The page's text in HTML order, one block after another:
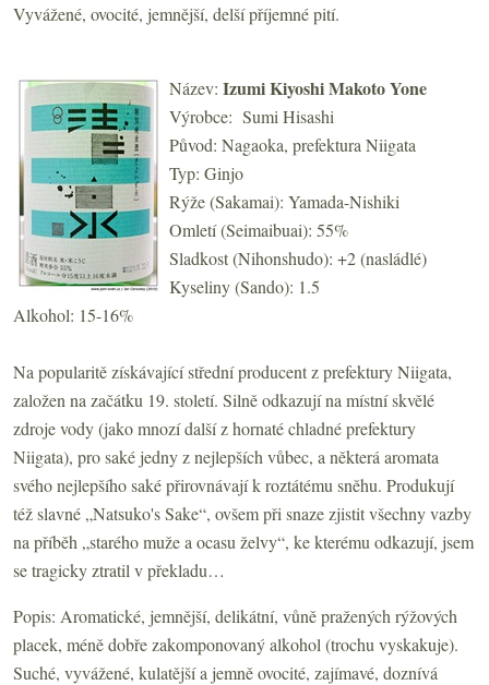
Vyvážené, ovocité, jemnější, delší příjemné pití.
Název: Izumi Kiyoshi Makoto Yone
Výrobce: Sumi Hisashi
Původ: Nagaoka, prefektura Niigata
Typ: Ginjo
Rýže (Sakamai): Yamada-Nishiki
Omletí (Seimaibuai): 55%
Sladkost (Nihonshudo): +2 (nasládlé)
Kyseliny (Sando): 1.5
Alkohol: 15-16%
Na popularitě získávající střední producent z prefektury Niigata,
založen na začátku 19. století. Silně odkazují na místní skvělé
zdroje vody (jako mnozí další z hornaté chladné prefektury
Niigata), pro saké jedny z nejlepších vůbec, a některá aromata
svého nejlepšího saké přirovnávají k roztátému sněhu. Produkují
též slavné „Natsuko's Sake“, ovšem při snaze zjistit všechny vazby
na příběh „starého muže a ocasu želvy“, ke kterému odkazují, jsem
se tragicky ztratil v překladu…
Popis: Aromatické, jemnější, delikátní, vůně pražených rýžových
placek, méně dobře zakomponovaný alkohol (trochu vyskakuje).
Suché, vyvážené, kulatější a jemně ovocité, zajímavé, doznívá